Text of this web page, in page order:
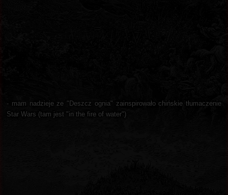
- mam nadzieje ze "Deszcz ognia" zainspirowało chińskie tłumaczenie
Star Wars (tam jest "in the fire of water")